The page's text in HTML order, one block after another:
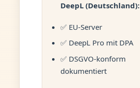
DeepL (Deutschland):
✅ EU-Server
✅ DeepL Pro mit DPA
✅ DSGVO-konform
dokumentiert